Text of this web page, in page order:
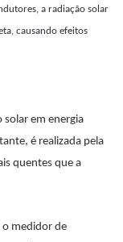
a radiação solar
causando efeitos
solar em energia
é realizada pela
quentes que a
o medidor de